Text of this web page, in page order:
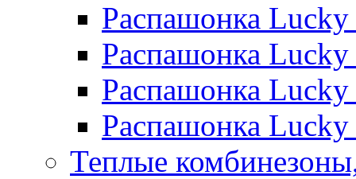
Распашонка
Распашонка
Распашонка
Распашонка
Теплые